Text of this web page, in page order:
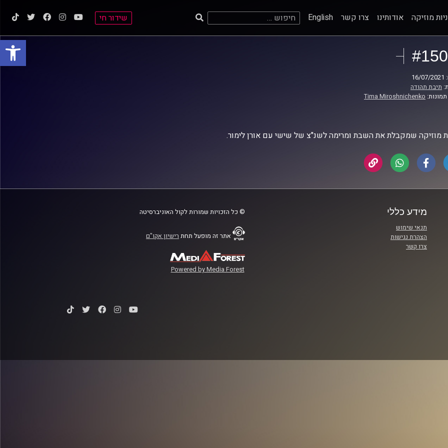
פתח
מוזיקה אודותינו צרו קשר English חיפוש: שידור חי
#150
תיבת תהודה
Tima Miroshnichenko
מוזיקה שמקבלת את השבת ומרימה לשנ"צ של שישי עם אורן לימור.
מידע כללי
תנאי שימוש
הצהרת נגישות
צרו קשר
© כל הזכויות שמורות לקול האוניברסיטה
אתר זה מופעל תחת רישיון אקו"ם
Powered by Media Forest